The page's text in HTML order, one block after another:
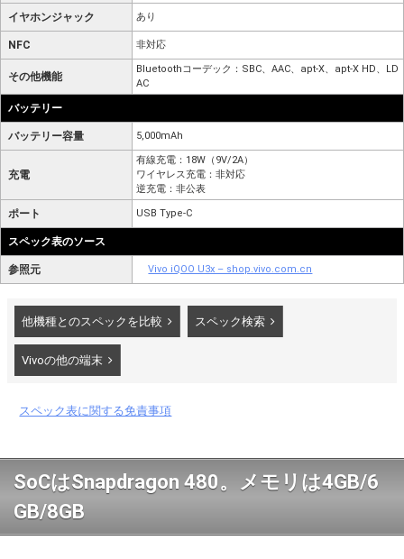
イヤホンジャック あり
NFC 非対応
その他機能
Bluetoothコーデック：SBC、AAC、apt-X、apt-X HD、LD
AC
バッテリー
バッテリー容量 5,000mAh
充電
有線充電：18W（9V/2A）
ワイヤレス充電：非対応
逆充電：非公表
ポート USB Type-C
スペック表のソース
参照元 Vivo iQOO U3x – shop.vivo.com.cn
他機種とのスペックを比較 スペック検索
Vivoの他の端末
スペック表に関する免責事項
SoCはSnapdragon 480。メモリは4GB/6
GB/8GB